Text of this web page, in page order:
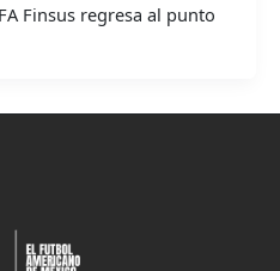
Finsus regresa al punto